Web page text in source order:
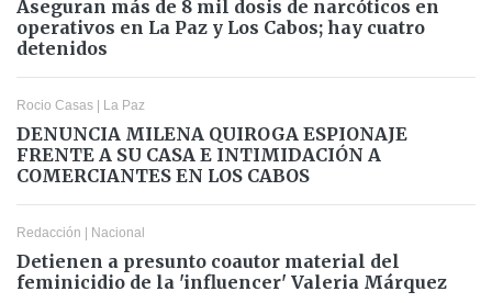
Aseguran más de 8 mil dosis de narcóticos en
operativos en La Paz y Los Cabos; hay cuatro
detenidos
Rocio Casas La Paz
DENUNCIA MILENA QUIROGA ESPIONAJE
FRENTE A SU CASA E INTIMIDACIÓN A
COMERCIANTES EN LOS CABOS
Redacción Nacional
Detienen a presunto coautor material del
feminicidio de la 'influencer' Valeria Márquez